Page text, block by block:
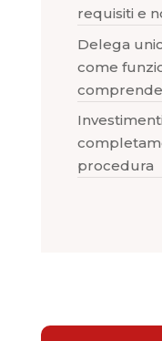
requisiti e
Delega
come
comprende
procedura